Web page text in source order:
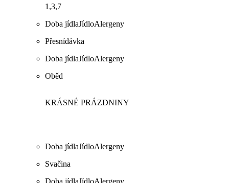
1,3,7
Doba jídlaJídloAlergeny
Přesnídávka
Doba jídlaJídloAlergeny
Oběd
KRÁSNÉ PRÁZDNINY
Doba jídlaJídloAlergeny
Svačina
Doba jídlaJídloAlergeny